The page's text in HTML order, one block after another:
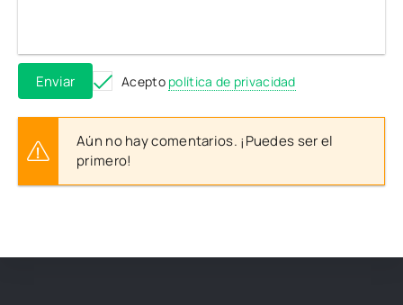
Enviar Acepto política de privacidad
Aún no hay comentarios. ¡Puedes ser el
primero!